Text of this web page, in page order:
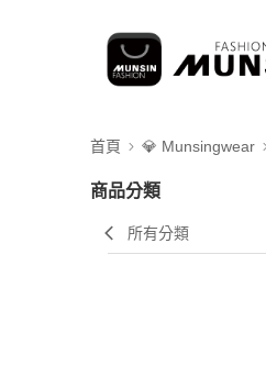
首頁 💎 Munsingwear
商品分類
所有分類